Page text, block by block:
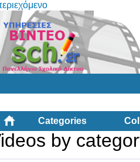
Categories
by